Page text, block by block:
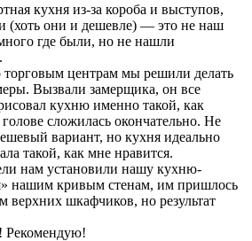
кухня из-за короба и выступов,
(хоть они и дешевле) — это не наш
где были, но не нашли
торговым центрам мы решили делать
Вызвали замерщика, он все
кухню именно такой, как
сложилась окончательно. Не
вариант, но кухня идеально
такой, как мне нравится.
нам установили нашу кухню-
нашим кривым стенам, им пришлось
верхних шкафчиков, но результат
Рекомендую!